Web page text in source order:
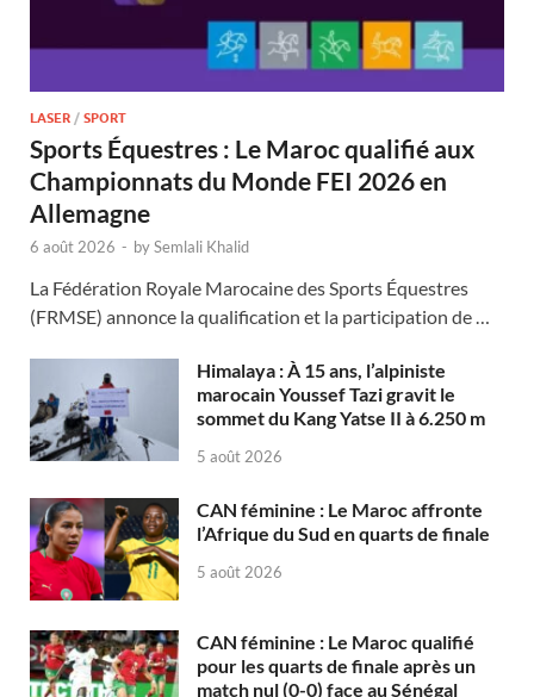
LASER / SPORT
Sports Équestres : Le Maroc qualifié aux
Championnats du Monde FEI 2026 en
Allemagne
6 août 2026 - bySemlali Khalid
La Fédération Royale Marocaine des Sports Équestres
(FRMSE) annonce la qualification et la participation de …
Himalaya : À 15 ans, l’alpiniste
marocain Youssef Tazi gravit le
sommet du Kang Yatse II à 6.250 m
5 août 2026
CAN féminine : Le Maroc affronte
l’Afrique du Sud en quarts de finale
5 août 2026
CAN féminine : Le Maroc qualifié
pour les quarts de finale après un
match nul (0-0) face au Sénégal